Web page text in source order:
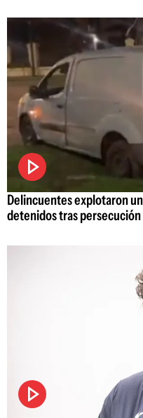
Delincuentes explotaron
detenidos tras